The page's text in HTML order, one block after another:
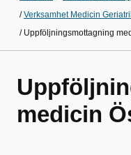
/Verksamhet Medicin
/ Uppföljningsmottagning
medicin